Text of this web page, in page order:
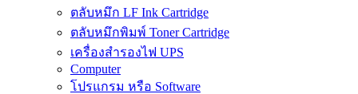
ตลับหมึก LF Ink Cartridge
ตลับหมึกพิมพ์ Toner Cartridge
เครื่องสำรองไฟ UPS
Computer
โปรแกรม หรือ Software